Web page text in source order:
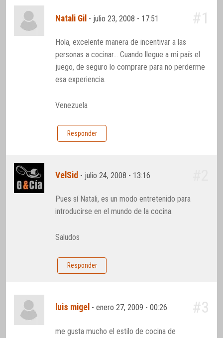
Natali Gil - julio 23, 2008 - 17:51 #1
Hola, excelente manera de incentivar a las
personas a cocinar… Cuando llegue a mi país el
juego, de seguro lo comprare para no perderme
esa experiencia.
Venezuela
Responder
VelSid - julio 24, 2008 - 13:16
Pues sí Natali, es un modo entretenido para
introducirse en el mundo de la cocina.
Saludos
Responder
luis migel -enero 27, 2009 - 00:26 #3
me gusta mucho el estilo de cocina de